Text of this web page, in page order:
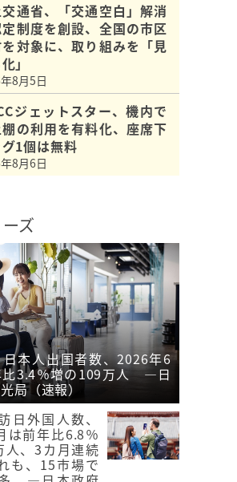
通省、「交通空白」解消
制度を創設、全国の市区
対象に、取り組みを「見
」
8月5日
ジェットスター、機内で
の利用を有料化、座席下
1個は無料
8月6日
ズ
本人出国者数、2026年6
比3.4％増の109万人 ―日
局（速報）
日外国人数、
は前年比6.8％
人、3カ月連続
も、15市場で